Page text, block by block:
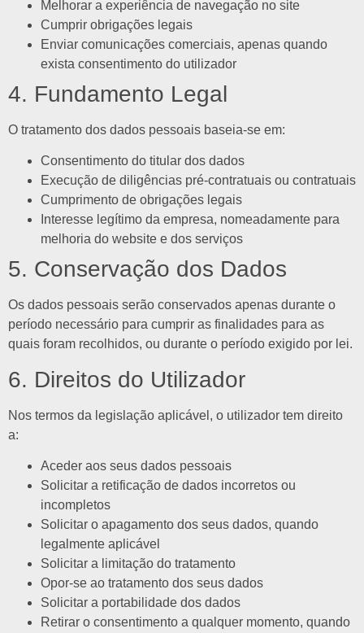
Melhorar a experiência de navegação no site
Cumprir obrigações legais
Enviar comunicações comerciais, apenas quando
exista consentimento do utilizador
4. Fundamento Legal
O tratamento dos dados pessoais baseia-se em:
Consentimento do titular dos dados
Execução de diligências pré-contratuais ou contratuais
Cumprimento de obrigações legais
Interesse legítimo da empresa, nomeadamente para
melhoria do website e dos serviços
5. Conservação dos Dados
Os dados pessoais serão conservados apenas durante o
período necessário para cumprir as finalidades para as
quais foram recolhidos, ou durante o período exigido por lei.
6. Direitos do Utilizador
Nos termos da legislação aplicável, o utilizador tem direito
a:
Aceder aos seus dados pessoais
Solicitar a retificação de dados incorretos ou
incompletos
Solicitar o apagamento dos seus dados, quando
legalmente aplicável
Solicitar a limitação do tratamento
Opor-se ao tratamento dos seus dados
Solicitar a portabilidade dos dados
Retirar o consentimento a qualquer momento, quando